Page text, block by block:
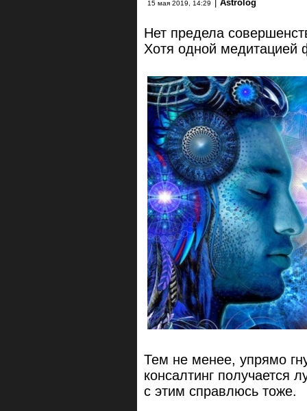
15 мая 2019, 14:29 Astrolog
Нет предела
Хотя одной медитацией
Тем не менее, упрямо
консалтинг получается
с этим справлюсь тоже.